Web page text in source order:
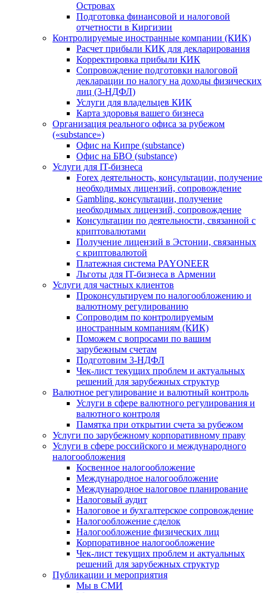
Островах
Подготовка финансовой и налоговой
отчетности в Киргизии
Контролируемые иностранные компании (КИК)
Расчет прибыли КИК для декларирования
Корректировка прибыли КИК
Сопровождение подготовки налоговой
декларации по налогу на доходы физических
лиц (3-НДФЛ)
Услуги для владельцев КИК
Карта здоровья вашего бизнеса
Организация реального офиса за рубежом
(«substance»)
Офис на Кипре (substance)
Офис на БВО (substance)
Услуги для IT-бизнеса
Forex деятельность, консультации, получение
необходимых лицензий, сопровождение
Gambling, консультации, получение
необходимых лицензий, сопровождение
Консультации по деятельности, связанной с
криптовалютами
Получение лицензий в Эстонии, связанных
с криптовалютой
Платежная система PAYONEER
Льготы для IT-бизнеса в Армении
Услуги для частных клиентов
Проконсультируем по налогообложению и
валютному регулированию
Сопроводим по контролируемым
иностранным компаниям (КИК)
Поможем с вопросами по вашим
зарубежным счетам
Подготовим 3-НДФЛ
Чек-лист текущих проблем и актуальных
решений для зарубежных структур
Валютное регулирование и валютный контроль
Услуги в сфере валютного регулирования и
валютного контроля
Памятка при открытии счета за рубежом
Услуги по зарубежному корпоративному праву
Услуги в сфере российского и международного
налогообложения
Косвенное налогообложение
Международное налогообложение
Международное налоговое планирование
Налоговый аудит
Налоговое и бухгалтерское сопровождение
Налогообложение сделок
Налогообложение физических лиц
Корпоративное налогообложение
Чек-лист текущих проблем и актуальных
решений для зарубежных структур
Публикации и мероприятия
Мы в СМИ